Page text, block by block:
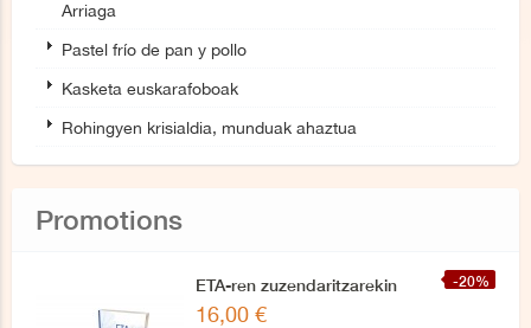
Arriaga
Pastel frío de pan y pollo
Kasketa euskarafoboak
Rohingyen krisialdia, munduak ahaztua
Promotions
-20%
ETA-ren zuzendaritzarekin
azken elkarrizketa
16,00 €